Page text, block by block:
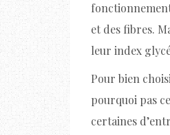
et des fibres.
leur index
Pour bien
pourquoi pas
certaines